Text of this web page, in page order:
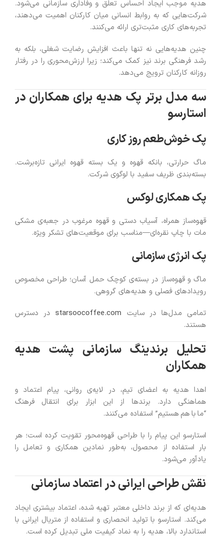
هدیه موجب ایجاد احساس تعلق و وفاداری سازمانی می‌شود.
شرکت‌هایی که به روابط انسانی میان کارکنان اهمیت می‌دهند،
تجربه‌های کاری مثبت‌تری ارائه می‌کنند.
چنین هدیه‌هایی نه تنها باعث افزایش رضایت شغلی، بلکه به
رشد فرهنگی برند نیز کمک می‌کند؛ زیرا ارزش‌محوری را در رفتار
روزانه کارکنان ترویج می‌دهد.
سه مدل برتر پک هدیه برای همکاران در
استارسو
پک خوش‌طعم روز کاری
ماگ حرارتی، بانکه قهوه و یک بسته قهوه ایرانی تازه‌برشت.
بسته‌بندی ظریف سفید با لوگوی شرکت.
پک همکاری لوکس
قهوه‌ساز همراه، آسیاب دستی و قهوه مرغوب در جعبه‌ی مشکی
مات با چاپ نقره‌ای—مناسب برای موقعیت‌های تشکر ویژه.
پک انرژی سازمانی
ماگ و قهوه‌ساز در بسته‌ی کوچک حمل آسان؛ طراحی مخصوص
رویدادهای فصلی و هدیه‌های گروهی.
تمامی مدل‌ها در سایت starsoocoffee.comدر دسترس
هستند.
تحلیل برندینگ سازمانی پشت هدیه
همکاران
اهدا هدیه به اعضای تیم، در لایه‌ی روانی، پیام اعتماد و
هماهنگی دارد. برندها از این ابزار برای انتقال فرهنگ
“ما با هم هستیم” استفاده می‌کنند.
استارسو این پیام را با طراحی قهوه‌محور تقویت کرده است؛ هر
بار استفاده از محصول، به‌طور نمادین همکاری و تعامل را
یادآور می‌شود.
نقش طراحی ایرانی در اعتماد سازمانی
هدیه‌ای که از برند داخلی معتبر تهیه شده، اعتماد بیشتری ایجاد
می‌کند. استارسو با تولید انحصاری و استفاده از متریال ایرانی با
استاندارد بالا، هدیه را به نماد کیفیت ملی تبدیل کرده است.